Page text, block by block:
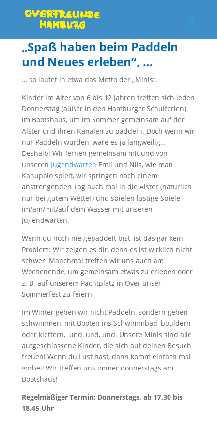
„Spaß haben beim Paddeln
und Neues erleben“, …
… so lautet in etwa das Motto der „Minis“.
Kinder im Alter von 6 bis 12 Jahren treffen sich jeden
Donnerstag (außer in den Hamburger Schulferien)
im Bootshaus, um im Sommer gemeinsam auf der
Alster und ihren Kanälen zu paddeln. Doch wenn wir
nur Paddeln würden, wäre es ja langweilig…
Deshalb: Wir lernen gemeinsam mit und von
unseren Jugendwarten Emil und Nils, wie man
Kanupolo spielt, wir springen nach einem
anstrengenden Tag auch mal in die Alster (natürlich
nur bei gutem Wetter) und spielen lustige Spiele
im/am/mit/auf dem Wasser mit unseren
Jugendwarten.
Wenn du noch nie gepaddelt bist, ist das gar kein
Problem: Wir zeigen es dir, denn es ist wirklich nicht
schwer! Manchmal treffen wir uns auch am
Wochenende, um gemeinsam etwas zu erleben oder
z. B. auf unserem Pachtplatz in Over unser
Sommerfest zu feiern.
Im Winter gehen wir nicht Paddeln, sondern gehen
schwimmen, mit Booten ins Schwimmbad, bouldern
oder klettern, und, und, und. Unsere Minis sind alle
aufgeschlossene Kinder, die sich auf deinen Besuch
freuen! Wenn du Lust hast, dann komm einfach mal
vorbei! Wir treffen uns immer donnerstags am
Bootshaus!
Regelmäßiger Termin: Donnerstags, ab 17.30 bis
18.45 Uhr